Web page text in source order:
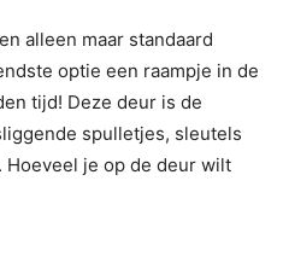
alleen maar standaard
optie een raampje in de
tijd! Deze deur is de
spulletjes, sleutels
je op de deur wilt